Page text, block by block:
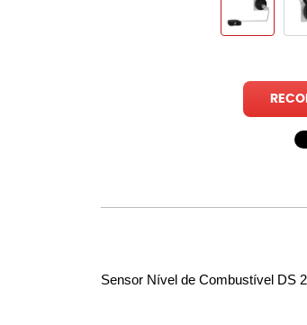
Sensor Nível de Combustível DS